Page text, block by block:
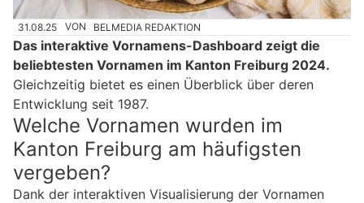
31.08.25 VON BELMEDIA REDAKTION
Das interaktive Vornamens-Dashboard zeigt die
beliebtesten Vornamen im Kanton Freiburg 2024.
Gleichzeitig bietet es einen Überblick über deren
Entwicklung seit 1987.
Welche Vornamen wurden im
Kanton Freiburg am häufigsten
vergeben?
Dank der interaktiven Visualisierung der Vornamen